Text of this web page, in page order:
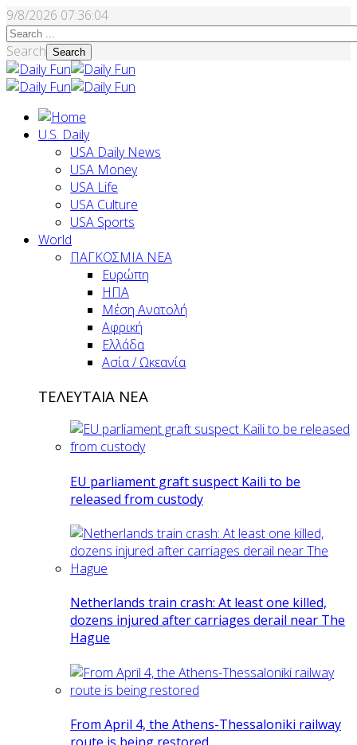
9/8/2026 07:36:05
Search Search
U.S. Daily
USA Daily News
USA Money
USA Life
USA Culture
USA Sports
World
ΠΑΓΚΟΣΜΙΑ ΝΕΑ
Ευρώπη
ΗΠΑ
Μέση Ανατολή
Αφρική
Ελλάδα
Ασία / Ωκεανία
ΤΕΛΕΥΤΑΙΑ ΝΕΑ
EU parliament graft suspect Kaili to be
released from custody
Netherlands train crash: At least one killed,
dozens injured after carriages derail near The
Hague
From April 4, the Athens-Thessaloniki railway